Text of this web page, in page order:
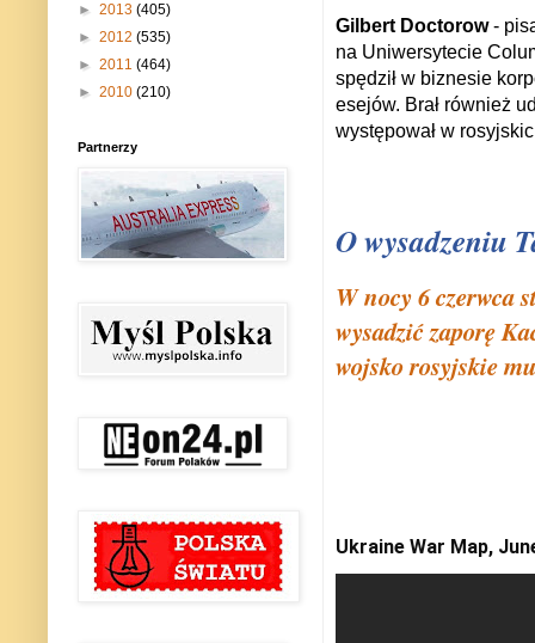
Gilbert Doctorow-
na Uniwersytecie
spędził w biznesie
esejów. Brał również
występował w
O wysadzeniu
W nocy 6 czerwca
wysadzić zaporę
wojsko rosyjskie
Ukraine War Map,
► 2013 (405)
► 2012 (535)
► 2011 (464)
► 2010 (210)
Partnerzy